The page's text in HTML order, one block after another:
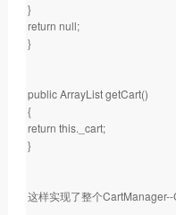
}
return null;
}
public ArrayList getCart()
{
return this._cart;
}
这样实现了整个